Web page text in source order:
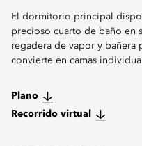
El dormitorio principal
precioso cuarto de baño en
regadera de vapor y
convierte en camas
Plano
Recorrido virtual